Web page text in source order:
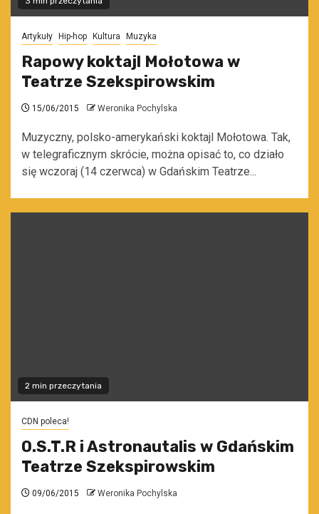
Artykuły Hip-hop Kultura Muzyka
Rapowy koktajl Mołotowa w
Teatrze Szekspirowskim
15/06/2015 Weronika Pochylska
Muzyczny, polsko-amerykański koktajl Mołotowa. Tak,
w telegraficznym skrócie, można opisać to, co działo
się wczoraj (14 czerwca) w Gdańskim Teatrze...
2 min przeczytania
CDN poleca!
O.S.T.R i Astronautalis w Gdańskim
Teatrze Szekspirowskim
09/06/2015 Weronika Pochylska